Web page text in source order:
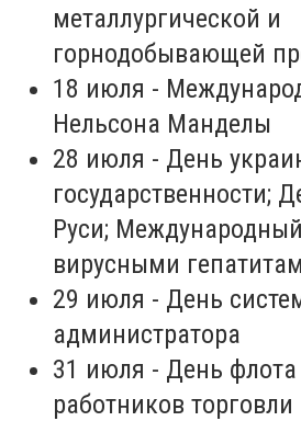
металлургической и
горнодобывающей
18 июля -
Нельсона Манделы
28 июля - День
государственности;
Руси;
вирусными
29 июля - День
администратора
31 июля - День
работников торговли